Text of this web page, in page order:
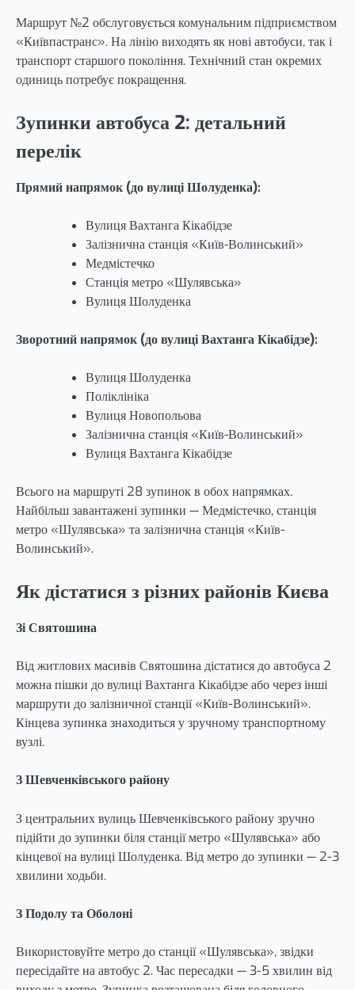
Маршрут №2 обслуговується комунальним підприємством
«Київпастранс». На лінію виходять як нові автобуси, так і
транспорт старшого покоління. Технічний стан окремих
одиниць потребує покращення.
Зупинки автобуса 2: детальний
перелік
Прямий напрямок (до вулиці Шолуденка):
Вулиця Вахтанга Кікабідзе
Залізнична станція «Київ-Волинський»
Медмістечко
Станція метро «Шулявська»
Вулиця Шолуденка
Зворотний напрямок (до вулиці Вахтанга Кікабідзе):
Вулиця Шолуденка
Поліклініка
Вулиця Новопольова
Залізнична станція «Київ-Волинський»
Вулиця Вахтанга Кікабідзе
Всього на маршруті 28 зупинок в обох напрямках.
Найбільш завантажені зупинки — Медмістечко, станція
метро «Шулявська» та залізнична станція «Київ-
Волинський».
Як дістатися з різних районів Києва
Зі Святошина
Від житлових масивів Святошина дістатися до автобуса 2
можна пішки до вулиці Вахтанга Кікабідзе або через інші
маршрути до залізничної станції «Київ-Волинський».
Кінцева зупинка знаходиться у зручному транспортному
вузлі.
З Шевченківського району
З центральних вулиць Шевченківського району зручно
підійти до зупинки біля станції метро «Шулявська» або
кінцевої на вулиці Шолуденка. Від метро до зупинки — 2-3
хвилини ходьби.
З Подолу та Оболоні
Використовуйте метро до станції «Шулявська», звідки
пересідайте на автобус 2. Час пересадки — 3-5 хвилин від